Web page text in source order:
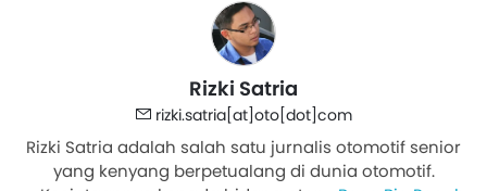
Rizki Satria
rizki.satria[at]oto[dot]com
Rizki Satria adalah salah satu jurnalis otomotif senior
yang kenyang berpetualang di dunia otomotif.